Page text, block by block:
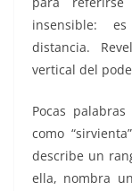
insensible:
distancia.
vertical del
Pocas
como
describe un
ella, nombra